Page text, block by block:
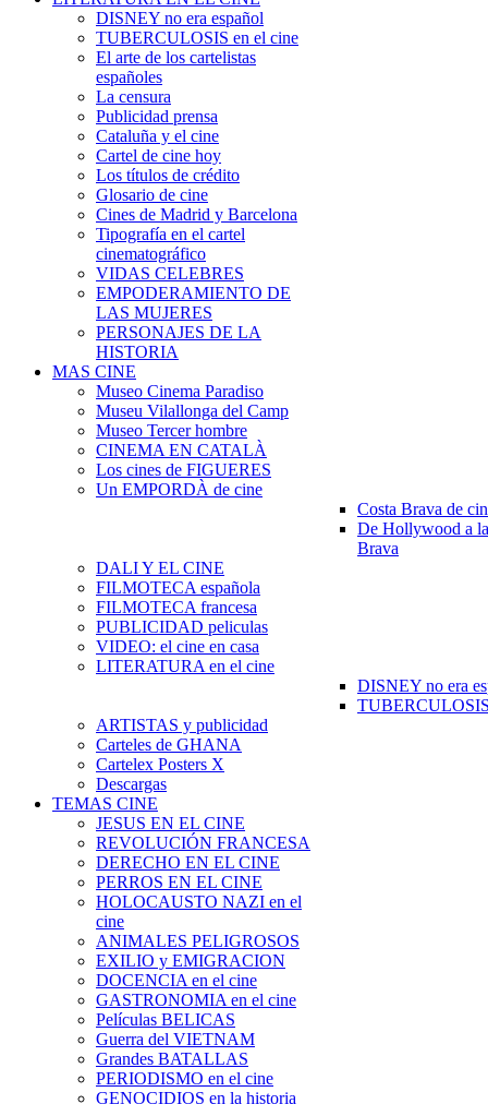
DISNEY no era español
TUBERCULOSIS en el cine
El arte de los cartelistas
españoles
La censura
Publicidad prensa
Cataluña y el cine
Cartel de cine hoy
Los títulos de crédito
Glosario de cine
Cines de Madrid y Barcelona
Tipografía en el cartel
cinematográfico
VIDAS CELEBRES
EMPODERAMIENTO DE
LAS MUJERES
PERSONAJES DE LA
HISTORIA
MAS CINE
Museo Cinema Paradiso
Museu Vilallonga del Camp
Museo Tercer hombre
CINEMA EN CATALÀ
Los cines de FIGUERES
Un EMPORDÀ de cine
Costa Brava de
De Hollywood a
Brava
DALI Y EL CINE
FILMOTECA española
FILMOTECA francesa
PUBLICIDAD peliculas
VIDEO: el cine en casa
LITERATURA en el cine
DISNEY no era
ARTISTAS y publicidad
Carteles de GHANA
Cartelex Posters X
Descargas
TEMAS CINE
JESUS EN EL CINE
REVOLUCIÓN FRANCESA
DERECHO EN EL CINE
PERROS EN EL CINE
HOLOCAUSTO NAZI en el
cine
ANIMALES PELIGROSOS
EXILIO y EMIGRACION
DOCENCIA en el cine
GASTRONOMIA en el cine
Películas BELICAS
Guerra del VIETNAM
Grandes BATALLAS
PERIODISMO en el cine
GENOCIDIOS en la historia